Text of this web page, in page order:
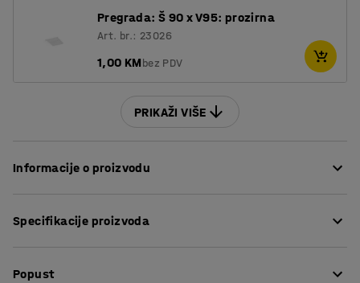
Pregrada: Š 90 x V95: prozirna
Art. br.: 23026
1,00 KMbez PDV
PRIKAŽI VIŠE
Informacije o proizvodu
kutijama koje dolaze u dimenzijama koje odgovaraju
Specifikacije proizvoda
Visina:
Popust